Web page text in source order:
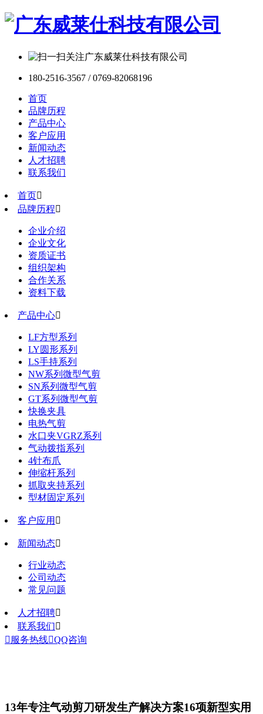
180-2516-3567 / 0769-82068196
首页
品牌历程
产品中心
客户应用
新闻动态
人才招聘
联系我们
首页
品牌历程
企业介绍
企业文化
资质证书
组织架构
合作关系
资料下载
产品中心
LF方型系列
LY圆形系列
LS手持系列
NW系列微型气剪
SN系列微型气剪
GT系列微型气剪
快换夹具
电热气剪
水口夹VGRZ系列
气动拨指系列
4针布爪
伸缩杆系列
抓取夹持系列
型材固定系列
客户应用 
新闻动态
行业动态
公司动态
常见问题
人才招聘
联系我们
 服务热线QQ咨询
13年专注气动剪刀研发生产解决方案16项新型实用